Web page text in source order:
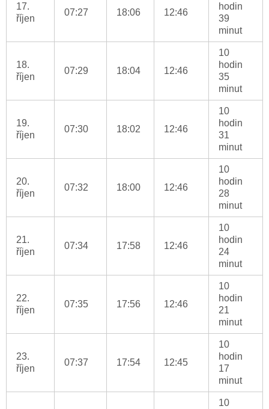
17.
říjen
07:27 18:06 12:46
hodin
39
minut
18.
říjen
07:29 18:04 12:46
10
hodin
35
minut
19.
říjen
07:30 18:02 12:46
10
hodin
31
minut
20.
říjen
07:32 18:00 12:46
10
hodin
28
minut
21.
říjen
07:34 17:58 12:46
10
hodin
24
minut
22.
říjen
07:35 17:56 12:46
10
hodin
21
minut
23.
říjen
07:37 17:54 12:45
10
hodin
17
minut
10